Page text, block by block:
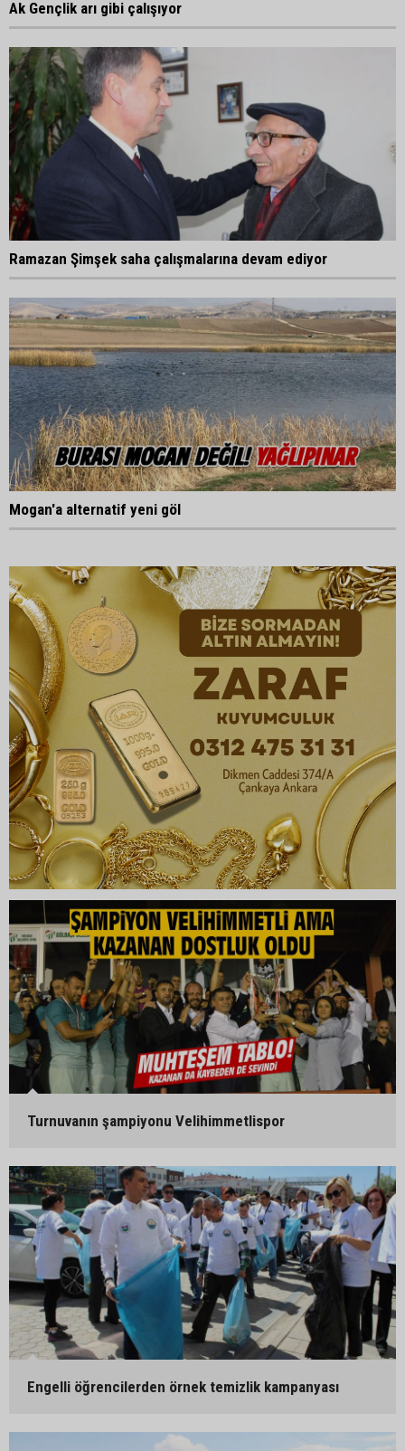
Ak Gençlik arı gibi çalışıyor
Ramazan Şimşek saha çalışmalarına devam ediyor
Mogan'a alternatif yeni göl
Turnuvanın şampiyonu Velihimmetlispor
Engelli öğrencilerden örnek temizlik kampanyası